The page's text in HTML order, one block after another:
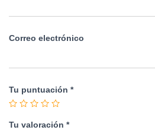
Correo electrónico
Tu puntuación *
Tu valoración *